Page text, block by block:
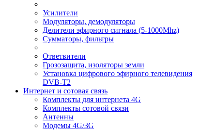
Усилители
Модуляторы, демодуляторы
Делители эфирного сигнала (5-1000Mhz)
Сумматоры, фильтры
Ответвители
Грозозащита, изоляторы земли
Установка цифрового эфирного телевидения
DVB-T2
Интернет и сотовая связь
Комплекты для интернета 4G
Комплекты сотовой связи
Антенны
Модемы 4G/3G